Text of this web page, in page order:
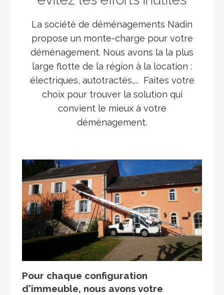
La société de déménagements Nadin
propose un monte-charge pour votre
déménagement. Nous avons la la plus
large flotte de la région à la location :
électriques, autotractés,... Faites votre
choix pour trouver la solution qui
convient le mieux à votre
déménagement.
Pour chaque configuration
d'immeuble, nous avons votre